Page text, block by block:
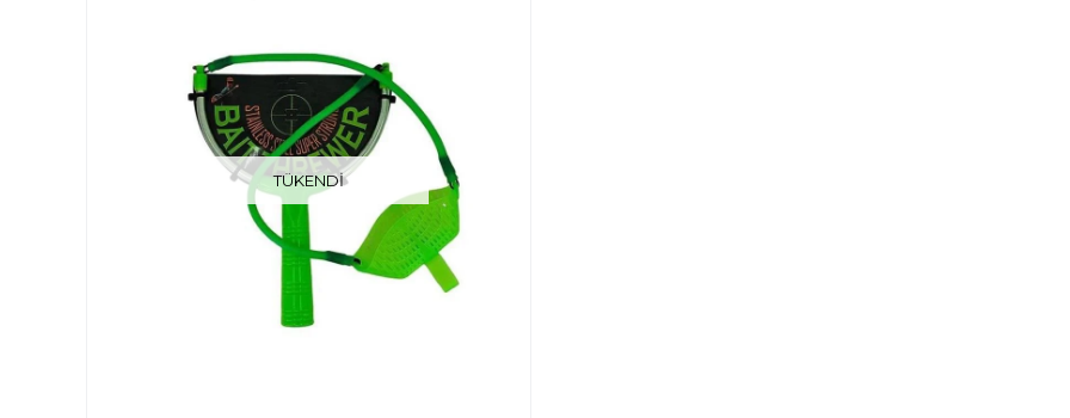
TÜKENDI